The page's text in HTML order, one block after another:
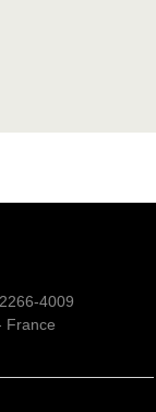
4009
France